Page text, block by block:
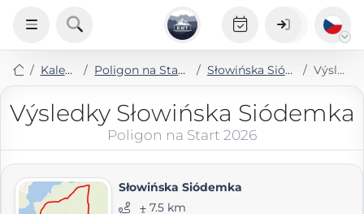
Kalendář Poligon na Start 2026 Słowińska Siódemka Výsledky
Výsledky Słowińska Siódemka
Poligon na Start 2026
Słowińska Siódemka
⨦ 7.5 km